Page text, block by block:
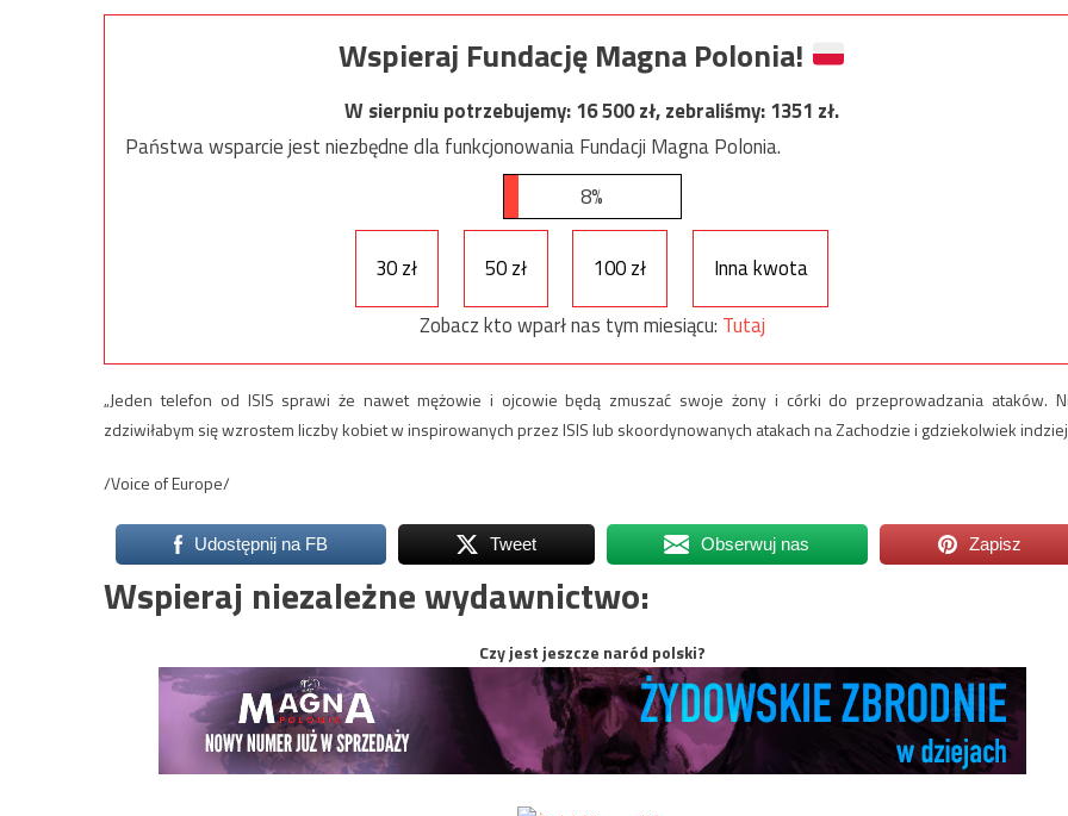
Wspieraj Fundację Magna Polonia!
W sierpniu potrzebujemy:16 500zł, zebraliśmy:1351 zł.
Państwa wsparcie jest niezbędne dla funkcjonowania Fundacji Magna Polonia.
8%
30 zł 50 zł 100 zł
Inna kwota
Zobacz kto wparł nas tym miesiącu: Tutaj
„Jeden telefon od ISIS sprawi że nawet mężowie i ojcowie będą zmuszać swoje żony i córki do przeprowadzania ataków.
zdziwiłabym się wzrostem liczby kobiet w inspirowanych przez ISIS lub skoordynowanych atakach na Zachodzie i gdziekolwiek
/Voice of Europe/
Udostępnij na FB Tweet Obserwuj nas Zapisz
Wspieraj niezależne wydawnictwo:
Czy jest jeszcze naród polski?